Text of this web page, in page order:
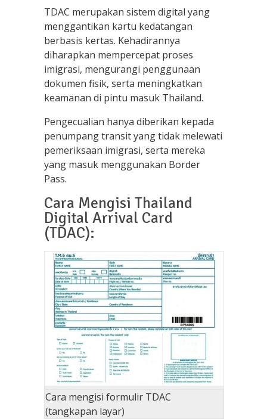
TDAC merupakan sistem digital yang
menggantikan kartu kedatangan
berbasis kertas. Kehadirannya
diharapkan mempercepat proses
imigrasi, mengurangi penggunaan
dokumen fisik, serta meningkatkan
keamanan di pintu masuk Thailand.
Pengecualian hanya diberikan kepada
penumpang transit yang tidak melewati
pemeriksaan imigrasi, serta mereka
yang masuk menggunakan Border
Pass.
Cara Mengisi Thailand
Digital Arrival Card
(TDAC):
Cara mengisi formulir TDAC
(tangkapan layar)